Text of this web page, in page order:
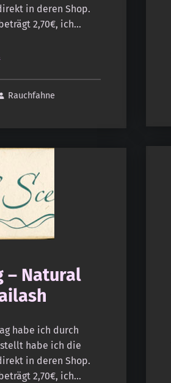
in deren Shop.
2,70€, ich…
Scents – Rasa”
Rauchfahne
– Natural
habe ich durch
habe ich die
in deren Shop.
2,70€, ich…